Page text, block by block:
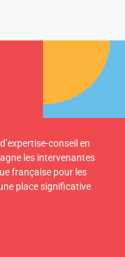
conseil en
les intervenantes
française pour les
place significative